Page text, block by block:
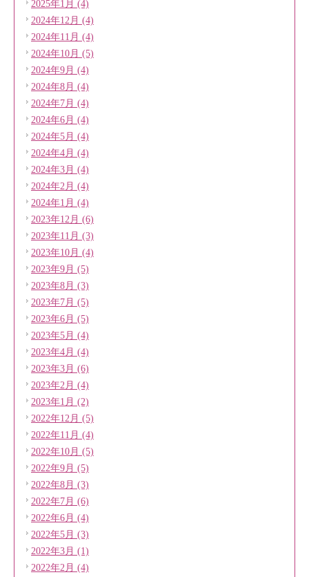
2025年1月 (4)
2024年12月 (4)
2024年11月 (4)
2024年10月 (5)
2024年9月 (4)
2024年8月 (4)
2024年7月 (4)
2024年6月 (4)
2024年5月 (4)
2024年4月 (4)
2024年3月 (4)
2024年2月 (4)
2024年1月 (4)
2023年12月 (6)
2023年11月 (3)
2023年10月 (4)
2023年9月 (5)
2023年8月 (3)
2023年7月 (5)
2023年6月 (5)
2023年5月 (4)
2023年4月 (4)
2023年3月 (6)
2023年2月 (4)
2023年1月 (2)
2022年12月 (5)
2022年11月 (4)
2022年10月 (5)
2022年9月 (5)
2022年8月 (3)
2022年7月 (6)
2022年6月 (4)
2022年5月 (3)
2022年3月 (1)
2022年2月 (4)